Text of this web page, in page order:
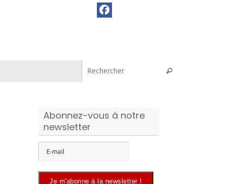
Rechercher
Abonnez-vous à notre
newsletter